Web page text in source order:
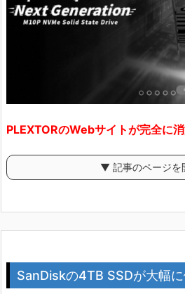
PLEXTORのWebサイトが完全に消
▼ 記事のページ
SanDiskの4TB SSDが大幅に